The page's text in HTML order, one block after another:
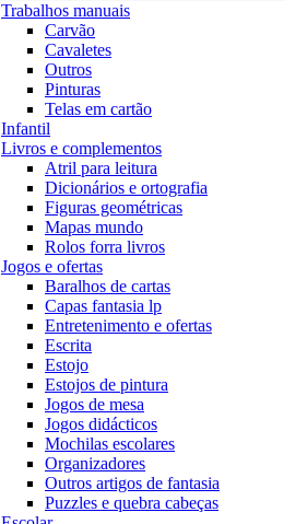
Trabalhos manuais
Carvão
Cavaletes
Outros
Pinturas
Telas em cartão
Infantil
Livros e complementos
Atril para leitura
Dicionários e ortografia
Figuras geométricas
Mapas mundo
Rolos forra livros
Jogos e ofertas
Baralhos de cartas
Capas fantasia lp
Entretenimento e ofertas
Escrita
Estojo
Estojos de pintura
Jogos de mesa
Jogos didácticos
Mochilas escolares
Organizadores
Outros artigos de fantasia
Puzzles e quebra cabeças